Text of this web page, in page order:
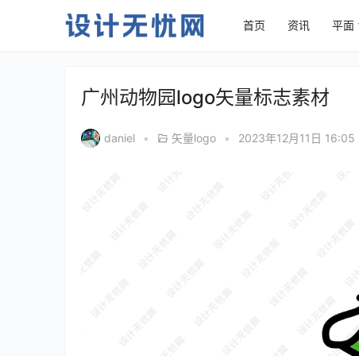
首页 资讯 平面
广州动物园logo矢量标志素材
daniel • 矢量logo • 2023年12月11日 16:05